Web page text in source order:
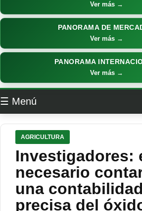
Ver más →
PANORAMA DE
Ver más →
PANORAMA
Ver más →
☰ Menú
AGRICULTURA
Investigadores:
necesario
una
precisa del